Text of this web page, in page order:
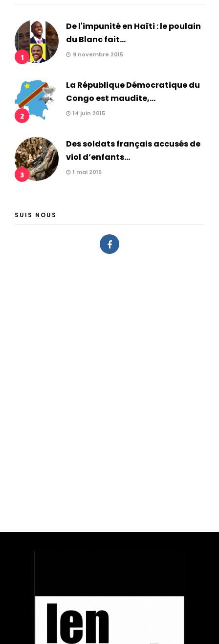
1
De l'impunité en Haïti : le poulain
du Blanc fait...
9 novembre 2015
2
La République Démocratique du
Congo est maudite,...
14 juin 2015
3
Des soldats français accusés de
viol d’enfants...
1 mai 2015
SUIS NOUS